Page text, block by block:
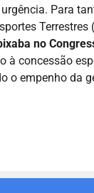
Para
Terrestres
no
à concessão
o empenho da